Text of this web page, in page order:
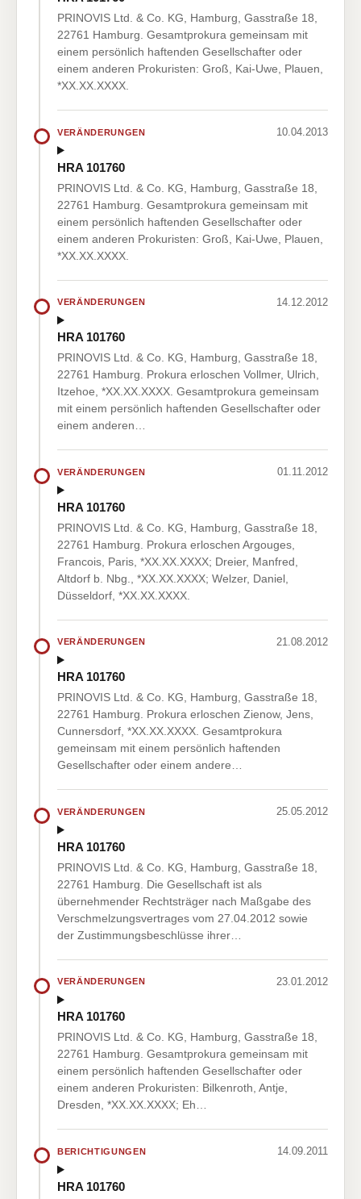
PRINOVIS Ltd. & Co. KG, Hamburg, Gasstraße 18,
22761 Hamburg. Gesamtprokura gemeinsam mit
einem persönlich haftenden Gesellschafter oder
einem anderen Prokuristen: Groß, Kai-Uwe, Plauen,
*XX.XX.XXXX.
VERÄNDERUNGEN 10.04.2013
HRA 101760
PRINOVIS Ltd. & Co. KG, Hamburg, Gasstraße 18,
22761 Hamburg. Gesamtprokura gemeinsam mit
einem persönlich haftenden Gesellschafter oder
einem anderen Prokuristen: Groß, Kai-Uwe, Plauen,
*XX.XX.XXXX.
VERÄNDERUNGEN 14.12.2012
HRA 101760
PRINOVIS Ltd. & Co. KG, Hamburg, Gasstraße 18,
22761 Hamburg. Prokura erloschen Vollmer, Ulrich,
Itzehoe, *XX.XX.XXXX. Gesamtprokura gemeinsam
mit einem persönlich haftenden Gesellschafter oder
einem anderen…
VERÄNDERUNGEN 01.11.2012
HRA 101760
PRINOVIS Ltd. & Co. KG, Hamburg, Gasstraße 18,
22761 Hamburg. Prokura erloschen Argouges,
Francois, Paris, *XX.XX.XXXX; Dreier, Manfred,
Altdorf b. Nbg., *XX.XX.XXXX; Welzer, Daniel,
Düsseldorf, *XX.XX.XXXX.
VERÄNDERUNGEN 21.08.2012
HRA 101760
PRINOVIS Ltd. & Co. KG, Hamburg, Gasstraße 18,
22761 Hamburg. Prokura erloschen Zienow, Jens,
Cunnersdorf, *XX.XX.XXXX. Gesamtprokura
gemeinsam mit einem persönlich haftenden
Gesellschafter oder einem andere…
VERÄNDERUNGEN 25.05.2012
HRA 101760
PRINOVIS Ltd. & Co. KG, Hamburg, Gasstraße 18,
22761 Hamburg. Die Gesellschaft ist als
übernehmender Rechtsträger nach Maßgabe des
Verschmelzungsvertrages vom 27.04.2012 sowie
der Zustimmungsbeschlüsse ihrer…
VERÄNDERUNGEN 23.01.2012
HRA 101760
PRINOVIS Ltd. & Co. KG, Hamburg, Gasstraße 18,
22761 Hamburg. Gesamtprokura gemeinsam mit
einem persönlich haftenden Gesellschafter oder
einem anderen Prokuristen: Bilkenroth, Antje,
Dresden, *XX.XX.XXXX; Eh…
BERICHTIGUNGEN 14.09.2011
HRA 101760